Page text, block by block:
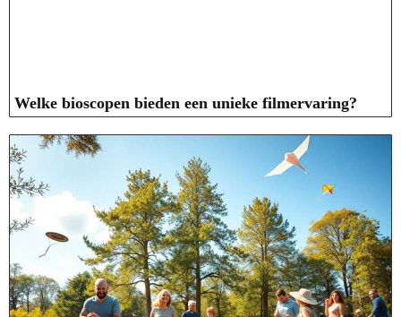
Welke bioscopen bieden een unieke filmervaring?